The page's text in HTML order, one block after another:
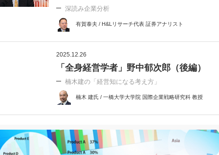
深読み企業分析
有賀泰夫 / H&Lリサーチ代表 証券アナリスト
2025.12.26
「全身経営学者」野中郁次郎（後編）
楠木建の「経営知になる考え方」
楠木 建氏 / 一橋大学大学院 国際企業戦略研究科 教授